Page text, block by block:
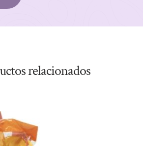
relacionados